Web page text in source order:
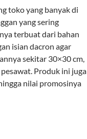
toko yang banyak di
yang sering
terbuat dari bahan
isian dacron agar
sekitar 30×30 cm,
Produk ini juga
nilai promosinya